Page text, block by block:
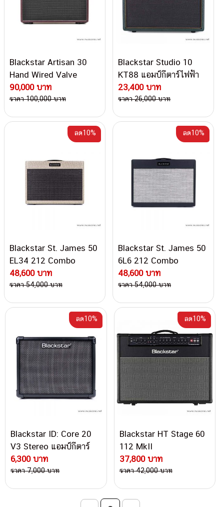
Blackstar Artisan 30
Hand Wired Valve
Combo แอมป์กีตาร์ไฟฟ้า
90,000 บาท
ราคา 100,000 บาท
Blackstar Studio 10
KT88 แอมป์กีตาร์ไฟฟ้า
23,400 บาท
ราคา 26,000 บาท
Blackstar St. James 50
EL34 212 Combo
48,600 บาท
ลด10%
ราคา 54,000 บาท
Blackstar St. James 50
6L6 212 Combo
48,600 บาท
ลด10%
ราคา 54,000 บาท
Blackstar ID: Core 20
V3 Stereo แอมป์กีตาร์
ไฟฟ้า
6,300 บาท
ลด10%
ราคา 7,000 บาท
Blackstar HT Stage 60
112 MkII
37,800 บาท
ลด10%
ราคา 42,000 บาท